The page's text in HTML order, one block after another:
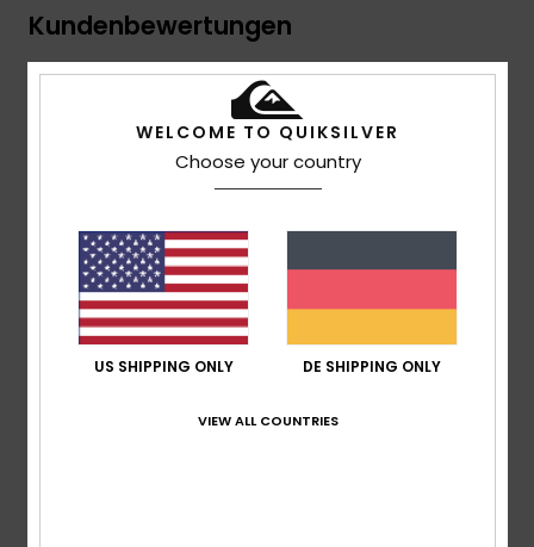
Kundenbewertungen
Durchschnittliche Bewertung
5.0/5
basierend auf2 verifizierten Bewertungen
0% unserer Kunden empfehlen dieses Produkt
WELCOME TO QUIKSILVER
Choose your country
US SHIPPING ONLY DE SHIPPING ONLY
VIEW ALL COUNTRIES